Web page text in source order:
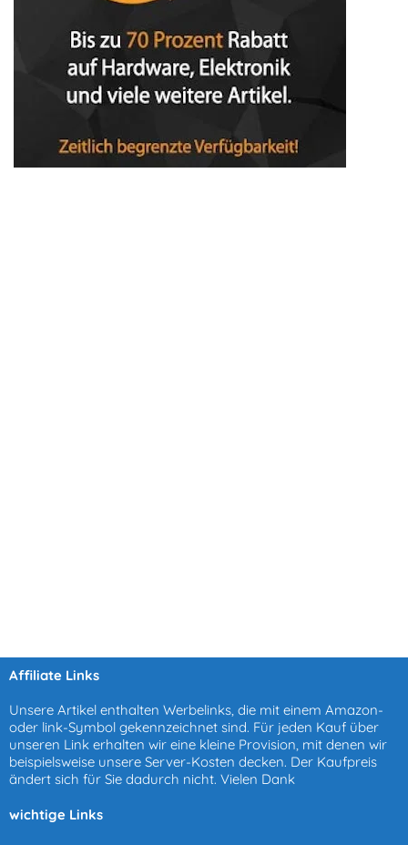
Affiliate Links
Unsere Artikel enthalten Werbelinks, die mit einem Amazon-
oder link-Symbol gekennzeichnet sind. Für jeden Kauf über
unseren Link erhalten wir eine kleine Provision, mit denen wir
beispielsweise unsere Server-Kosten decken. Der Kaufpreis
ändert sich für Sie dadurch nicht. Vielen Dank
wichtige Links